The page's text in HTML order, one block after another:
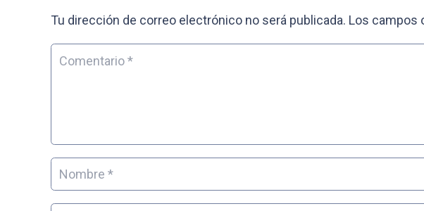
Tu dirección de correo electrónico no será publicada. Los campos